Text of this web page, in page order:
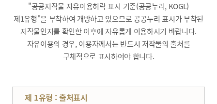
"공공저작물 자유이용허락 표시 기준(공공누리, KOGL)
제1유형"을 부착하여 개방하고 있으므로 공공누리 표시가 부착된
저작물인지를 확인한 이후에 자유롭게 이용하시기 바랍니다.
자유이용의 경우, 이용자께서는 반드시 저작물의 출처를
구체적으로 표시하여야 합니다.
제 1유형 : 출처표시